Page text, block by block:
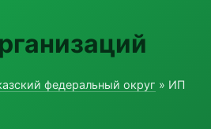
федеральный округ » ИП